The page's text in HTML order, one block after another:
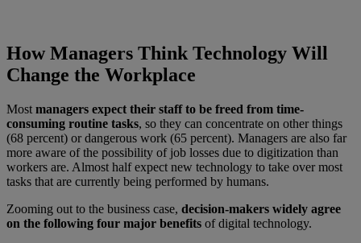
How Managers Think Technology Will
Change the Workplace
Most managers expect their staff to be freed from time-
consuming routine tasks, so they can concentrate on other things
(68 percent) or dangerous work (65 percent). Managers are also far
more aware of the possibility of job losses due to digitization than
workers are. Almost half expect new technology to take over most
tasks that are currently being performed by humans.
Zooming out to the business case, decision-makers widely agree
on the following four major benefits of digital technology.